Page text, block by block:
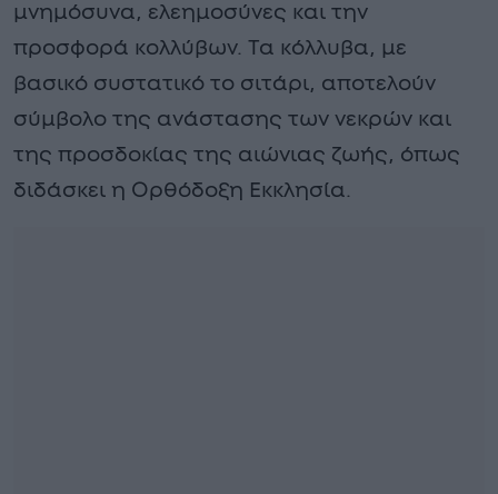
μνημόσυνα, ελεημοσύνες και την
προσφορά κολλύβων. Τα κόλλυβα, με
βασικό συστατικό το σιτάρι, αποτελούν
σύμβολο της ανάστασης των νεκρών και
της προσδοκίας της αιώνιας ζωής, όπως
διδάσκει η Ορθόδοξη Εκκλησία.